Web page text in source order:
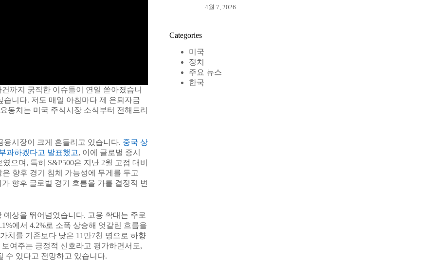
까지 굵직한 이슈들이 연일 쏟아졌습니
니다. 저도 매일 아침마다 제 은퇴자금
동치는 미국 주식시장 소식부터 전해드리
시장이 크게 흔들리고 있습니다. 중국 상
과하겠다고 발표했고, 이에 글로벌 증시
으며, 특히 S&P500은 지난 2월 고점 대비
향후 경기 침체 가능성에 무게를 두고
향후 글로벌 경기 흐름을 가를 결정적 변
상을 뛰어넘었습니다. 고용 확대는 주로
에서 4.2%로 소폭 상승해 엇갈린 흐름을
치를 기존보다 낮은 11만7천 명으로 하향
여주는 긍정적 신호라고 평가하면서도,
수 있다고 전망하고 있습니다.
4월 7, 2026
Categories
미국
정치
주요 뉴스
한국